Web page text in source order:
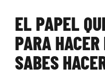
EL PAPEL
PARA
SABES